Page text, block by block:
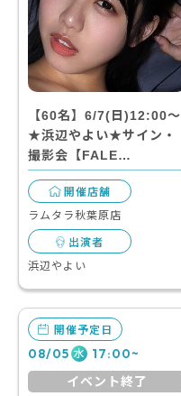
【60名】6/7(日)12:00～
★浜辺やよい★サイン・
撮影会【FALE…
開催店舗
ラムタラ秋葉原店
出演者
浜辺やよい
開催予定日
08/05 水 17:00~
イベント終了